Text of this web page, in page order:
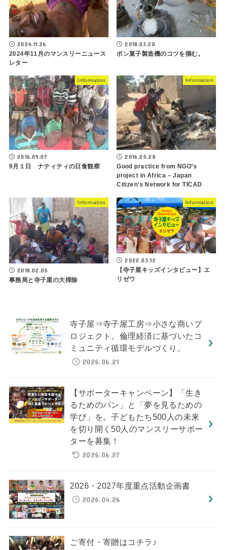
2024.11.26
2024年11月のマンスリーニュース
レター
2018.03.20
ポン菓子製造機のコツを掴む。
Information
2016.09.07
9月１日 ナティティの日食観察
Information
2016.05.28
Good practice from NGO’s
project in Africa – Japan
Citizen’s Network for TICAD
Information
2018.02.05
事務局と寺子屋の大掃除
Information
2022.03.12
【寺子屋キッズインタビュー】エ
リゼウ
寺子屋⇒寺子屋工房⇒小さな商いプ
ロジェクト。倫理経済に基づいたコ
ミュニティ循環モデルづくり。
2026.06.21
【サポーターキャンペーン】「生き
るためのパン」と「夢を見るための
学び」を。子どもたち500人の未来
を切り開く50人のマンスリーサポー
ターを募集！
2026.06.27
2026・2027年度重点活動企画書
2026.04.26
ご寄付・寄贈はコチラ♪